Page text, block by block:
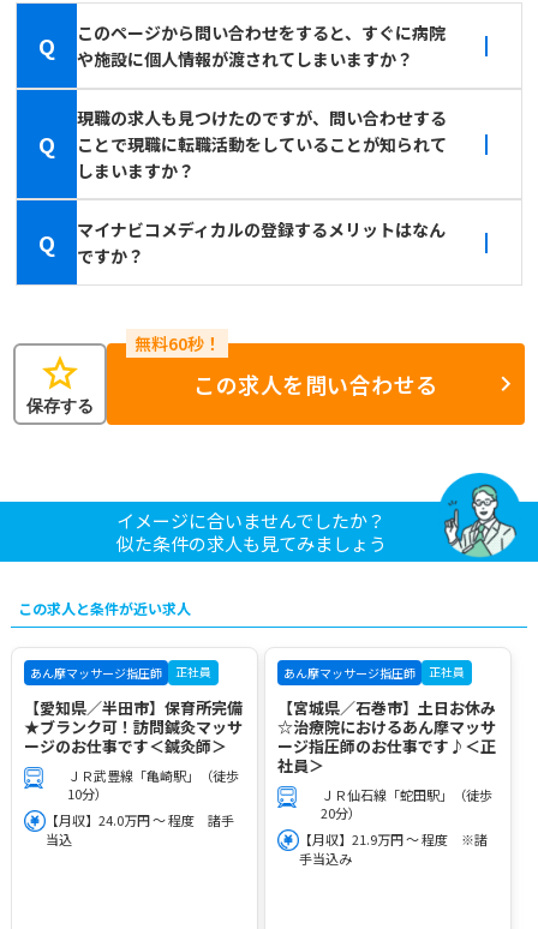
Q
このページから問い合わせをすると、すぐに病院
や施設に個人情報が渡されてしまいますか？
Q
現職の求人も見つけたのですが、問い合わせする
ことで現職に転職活動をしていることが知られて
しまいますか？
Q
マイナビコメディカルの登録するメリットはなん
ですか？
star
保存する
この求人を問い合わせる
イメージに合いませんでしたか？
似た条件の求人も見てみましょう
この求人と条件が近い求人
あん摩マッサージ指圧師 正社員
【愛知県／半田市】保育所完備
★ブランク可！訪問鍼灸マッサ
ージのお仕事です＜鍼灸師＞
ＪＲ武豊線「亀崎駅」（徒歩
10分）
【月収】24.0万円 ～ 程度 諸手
当込
あん摩マッサージ指圧師 正社員
【宮城県／石巻市】土日お休み
☆治療院におけるあん摩マッサ
ージ指圧師のお仕事です♪＜正
社員＞
ＪＲ仙石線「蛇田駅」（徒歩
20分）
【月収】21.9万円 ～ 程度 ※諸
手当込み